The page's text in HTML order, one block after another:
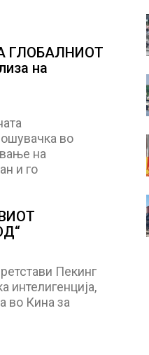
ГЛОБАЛНИОТ
на
во
на
и го
Пекинг
интелигенција,
во Кина за